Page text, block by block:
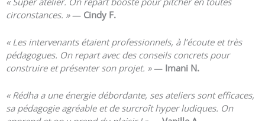
circonstances. »— Cindy F.
« Les intervenants étaient professionnels, à l’écoute et très
pédagogues. On repart avec des conseils concrets pour
construire et présenter son projet. »— Imani N.
« Rédha a une énergie débordante, ses ateliers sont efficaces,
sa pédagogie agréable et de surcroît hyper ludiques. On